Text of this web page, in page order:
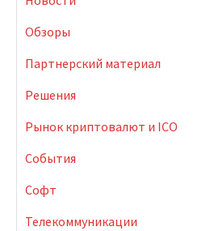
Обзоры
Партнерский материал
Решения
Рынок криптовалют и ICO
События
Софт
Телекоммуникации